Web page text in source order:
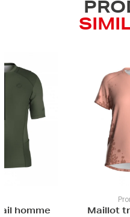
Maillot trail femme -